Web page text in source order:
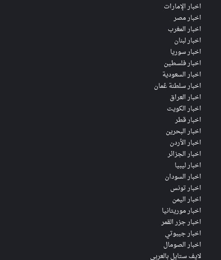
اخبار الإمارات
اخبار مصر
اخبار المغرب
اخبار لبنان
اخبار سوريا
اخبار فلسطين
اخبار السعودية
اخبار سلطنة عُمان
اخبار العراق
اخبار الكويت
اخبار قطر
اخبار البحرين
اخبار الأردن
اخبار الجزائر
اخبار ليبيا
اخبار السودان
اخبار تونس
اخبار اليمن
اخبار موريتانيا
اخبار جزر القمر
اخبار جيبوتي
اخبار الصومال
لايف ستايل بالعربي